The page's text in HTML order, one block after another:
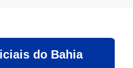
do Bahia